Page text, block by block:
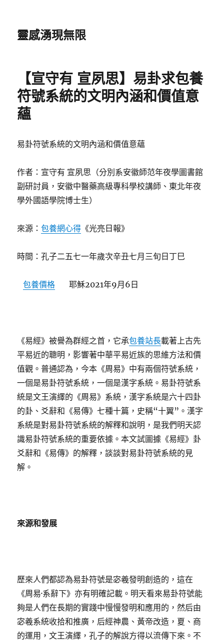
靈感湧現無限
【宣守有 宣夙思】易卦求包養
符號系統的文明內涵和價值意
蘊
易卦符號系統的文明內涵和價值意蘊
作者：宣守有 宣夙思（分別系安徽師范年夜學圖書館
副研討員，安徽中醫藥高級專科學校講師、東北年夜
學外國語學院博士生）
來源：包養網心得 《光亮日報》
時間：孔子二五七一年歲次辛丑七月三旬日丁巳
包養價格 耶穌2021年9月6日
《易經》被譽為群經之首，它承包養站長載著上古先
平易近的聰明，影響著中華平易近族的思維方法和價
值觀。普通認為，今本《周易》中有兩個符號系統，
一個是易卦符號系統，一個是漢字系統。易卦符號系
統是文王演繹的《周易》系統，漢字系統是六十四卦
的卦、爻辭和《易傳》七種十篇，史稱“十翼”。漢字
系統是對易卦符號系統的解釋和說明，是我們明天認
識易卦符號系統的重要依據。本文試圖據《易經》卦
爻辭和《易傳》的解釋，談談對易卦符號系統的見
解。
來源和發展
歷來人們都認為易卦符號是宓羲發明創造的，這在
《周易·系辭下》亦有明確記載。明天看來易卦符號能
夠是人們在長期的實踐中慢慢發明和應用的，然后由
宓羲系統收拾和推廣，后經神農、黃帝改造，夏、商
的運用，文王演繹，孔子的解說方得以流傳下來。不